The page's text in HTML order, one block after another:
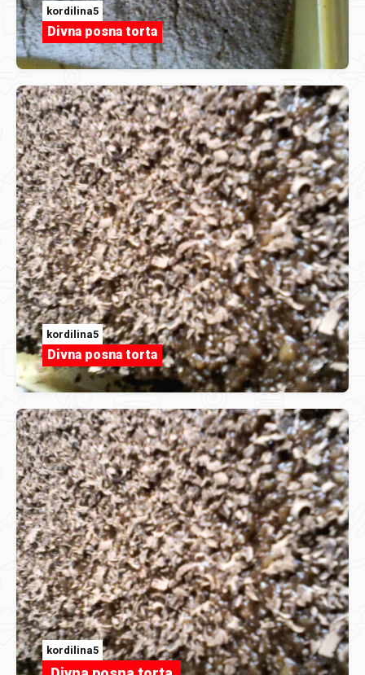
kordilina5
Divna posna torta
kordilina5
Divna posna torta
kordilina5